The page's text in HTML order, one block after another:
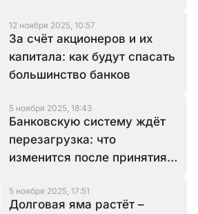
12 ноября 2025, 10:57
За счёт акционеров и их
капитала: как будут спасать
большинство банков
5 ноября 2025, 18:43
Банковскую систему ждёт
перезагрузка: что
изменится после принятия
5 ноября 2025, 17:51
Долговая яма растёт –